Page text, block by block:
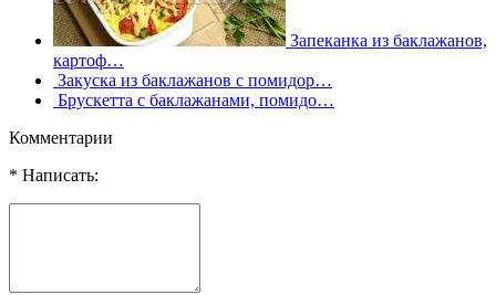
Запеканка из баклажанов,
картоф…
Закуска из баклажанов с помидор…
Брускетта с баклажанами, помидо…
Комментарии
* Написать: